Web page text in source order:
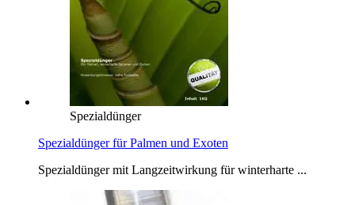
Spezialdünger
Spezialdünger für Palmen und Exoten
Spezialdünger mit Langzeitwirkung für winterharte ...